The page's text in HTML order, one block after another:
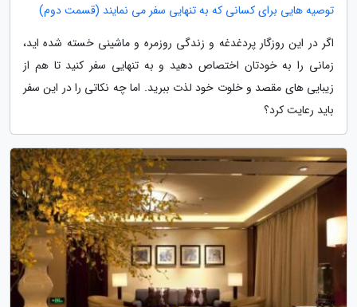
توصیه هایی برای کسانی که به تنهایی سفر می نمایند (قسمت دوم)
اگر در این روزگار پردغدغه و زندگی روزمره و ماشینی خسته شده اید،
زمانی را به خودتان اختصاص دهید و به تنهایی سفر کنید تا هم از
زیبایی های مقصد و خلوت خود لذت ببرید. اما چه نکاتی را در این سفر
باید رعایت کرد؟